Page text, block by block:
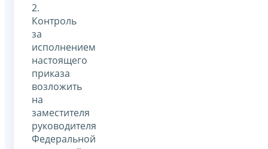
2.
Контроль
за
исполнением
настоящего
приказа
возложить
на
заместителя
руководителя
Федеральной